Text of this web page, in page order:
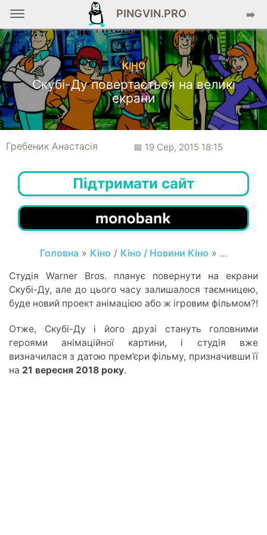
PINGVIN.PRO ➡️
КІНО
Скубі-Ду повертається на великі
екрани
Гребеник Анастасія 📅 19 Сер, 2015 18:15
Підтримати сайт
Головна » Кіно / Кіно / Новини Кіно » ...
Студія Warner Bros. планує повернути на екрани
Скубі-Ду, але до цього часу залишалося таємницею,
буде новий проект анімацією або ж ігровим фільмом?!
Отже, Скубі-Ду і його друзі стануть головними
героями анімаційної картини, і студія вже
визначилася з датою прем’єри фільму, призначивши її
на 21 вересня 2018 року.